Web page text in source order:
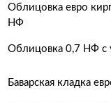
Облицовка евро
НФ
Облицовка 0,7 НФ с
Баварская кладка